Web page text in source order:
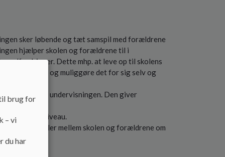
sker løbende og tæt samspil med forældrene
hjælper skolen og forældrene til i
udfordringer. Dette mhp. at leve op til skolens
som muligt og muliggøre det for sig selv og
udbytte af undervisningen. Den giver
og trivsel.
til deres niveau.
aftaler mellem skolen og forældrene om
brug for
– vi
du har